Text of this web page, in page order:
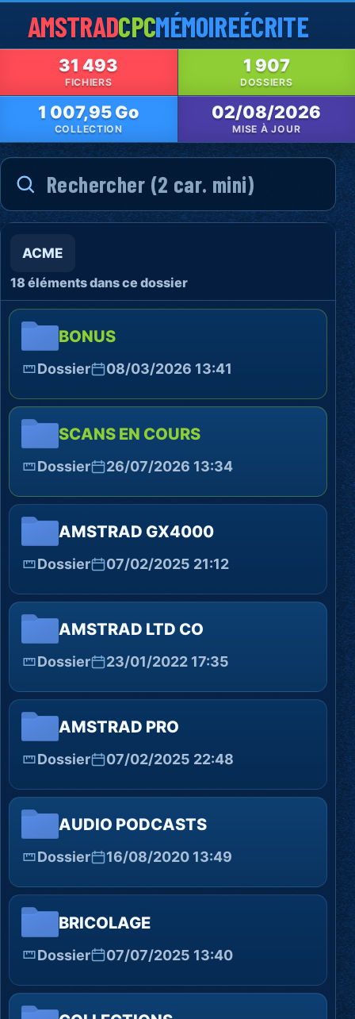
AMSTRADCPCMÉMOIREÉCRITE
31 493
FICHIERS
1 907
DOSSIERS
1 007,95 Go
COLLECTION
02/08/2026
MISE À JOUR
ACME
18 éléments dans ce dossier
BONUS
Dossier 08/03/2026 13:41
SCANS EN COURS
Dossier 26/07/2026 13:34
AMSTRAD GX4000
Dossier 07/02/2025 21:12
AMSTRAD LTD CO
Dossier 23/01/2022 17:35
AMSTRAD PRO
Dossier 07/02/2025 22:48
AUDIO PODCASTS
Dossier 16/08/2020 13:49
BRICOLAGE
Dossier 07/07/2025 13:40